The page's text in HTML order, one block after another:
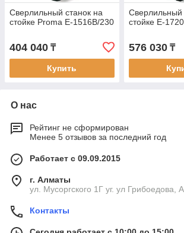
Сверлильный станок на
стойке Proma E-1516B/230
404 040 ₸
Купить
Сверлильный
стойке E-
576 030₸
О нас
Рейтинг не сформирован
Менее 5 отзывов за последний год
Работает с 09.09.2015
г. Алматы
ул. Мусоргского 1Г уг. ул Грибоедова,
Контакты